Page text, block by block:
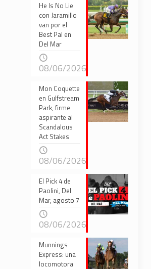
He Is No Lie
con Jaramillo
van por el
Best Pal en
Del Mar
08/06/2026
Mon Coquette
en Gulfstream
Park, firme
aspirante al
Scandalous
Act Stakes
08/06/2026
El Pick 4 de
Paolini, Del
Mar, agosto 7
08/06/2026
Munnings
Express: una
locomotora